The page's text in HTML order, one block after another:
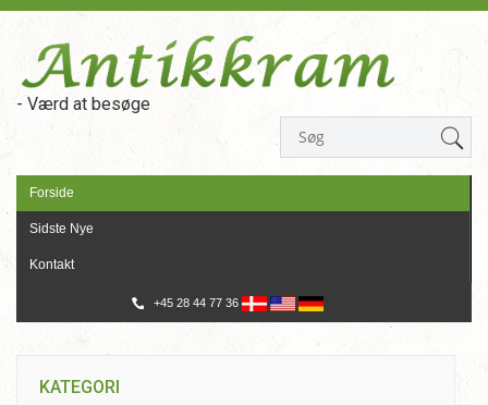
- Værd at besøge
Forside
Sidste Nye
Kontakt
+45 28 44 77 36
KATEGORI